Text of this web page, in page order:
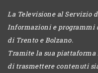
La Televisione al Servizio
Informazioni e programmi
di Trento e Bolzano.
Tramite la sua
di trasmettere contenuti